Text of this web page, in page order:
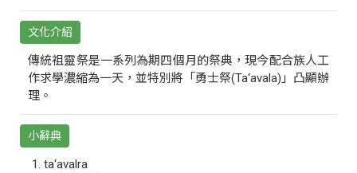
文化介紹
傳統祖靈祭是一系列為期四個月的祭典，現今配合族人工
作求學濃縮為一天，並特別將「勇士祭(Ta‘avala)」凸顯辦
理。
小辭典
ta‘avalra